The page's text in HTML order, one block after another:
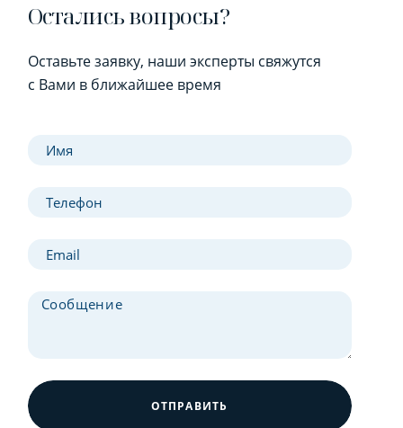
Остались вопросы?
Оставьте заявку, наши эксперты свяжутся
с Вами в ближайшее время
ОТПРАВИТЬ